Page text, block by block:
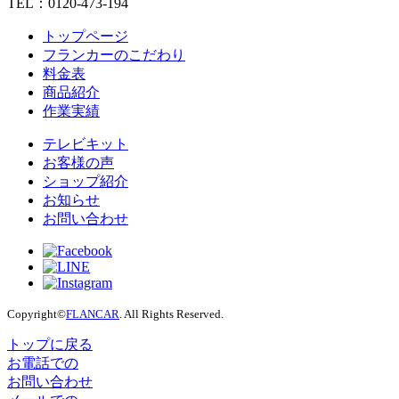
TEL：0120-473-194
トップページ
フランカーのこだわり
料金表
商品紹介
作業実績
テレビキット
お客様の声
ショップ紹介
お知らせ
お問い合わせ
Copyright©FLANCAR. All Rights Reserved.
トップに戻る
お電話での
お問い合わせ